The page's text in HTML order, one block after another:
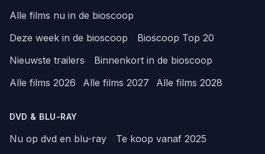
Alle films nu in de bioscoop
Deze week in de bioscoop
Bioscoop Top 20
Nieuwste trailers
Binnenkort in de bioscoop
Alle films 2026
Alle films 2027 Alle films 2028
DVD & BLU-RAY
Nu op dvd en blu-ray
Te koop vanaf 2025